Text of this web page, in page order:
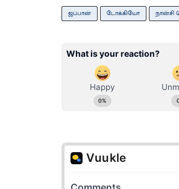
ஜப்பான் டோக்கியோ நான்சி